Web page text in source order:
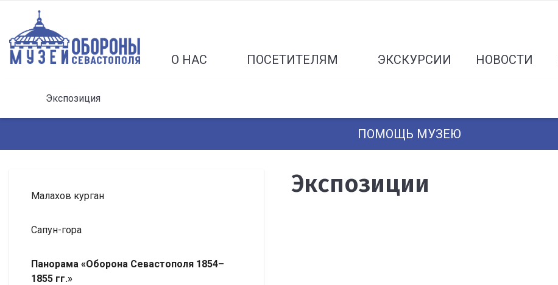
О НАС ПОСЕТИТЕЛЯМ ЭКСКУРСИИ НОВОСТИ
Экспозиция
ПОМОЩЬ МУЗЕЮ
Малахов курган
Сапун-гора
Панорама «Оборона Севастополя 1854–
1855 гг.»
Экспозиции